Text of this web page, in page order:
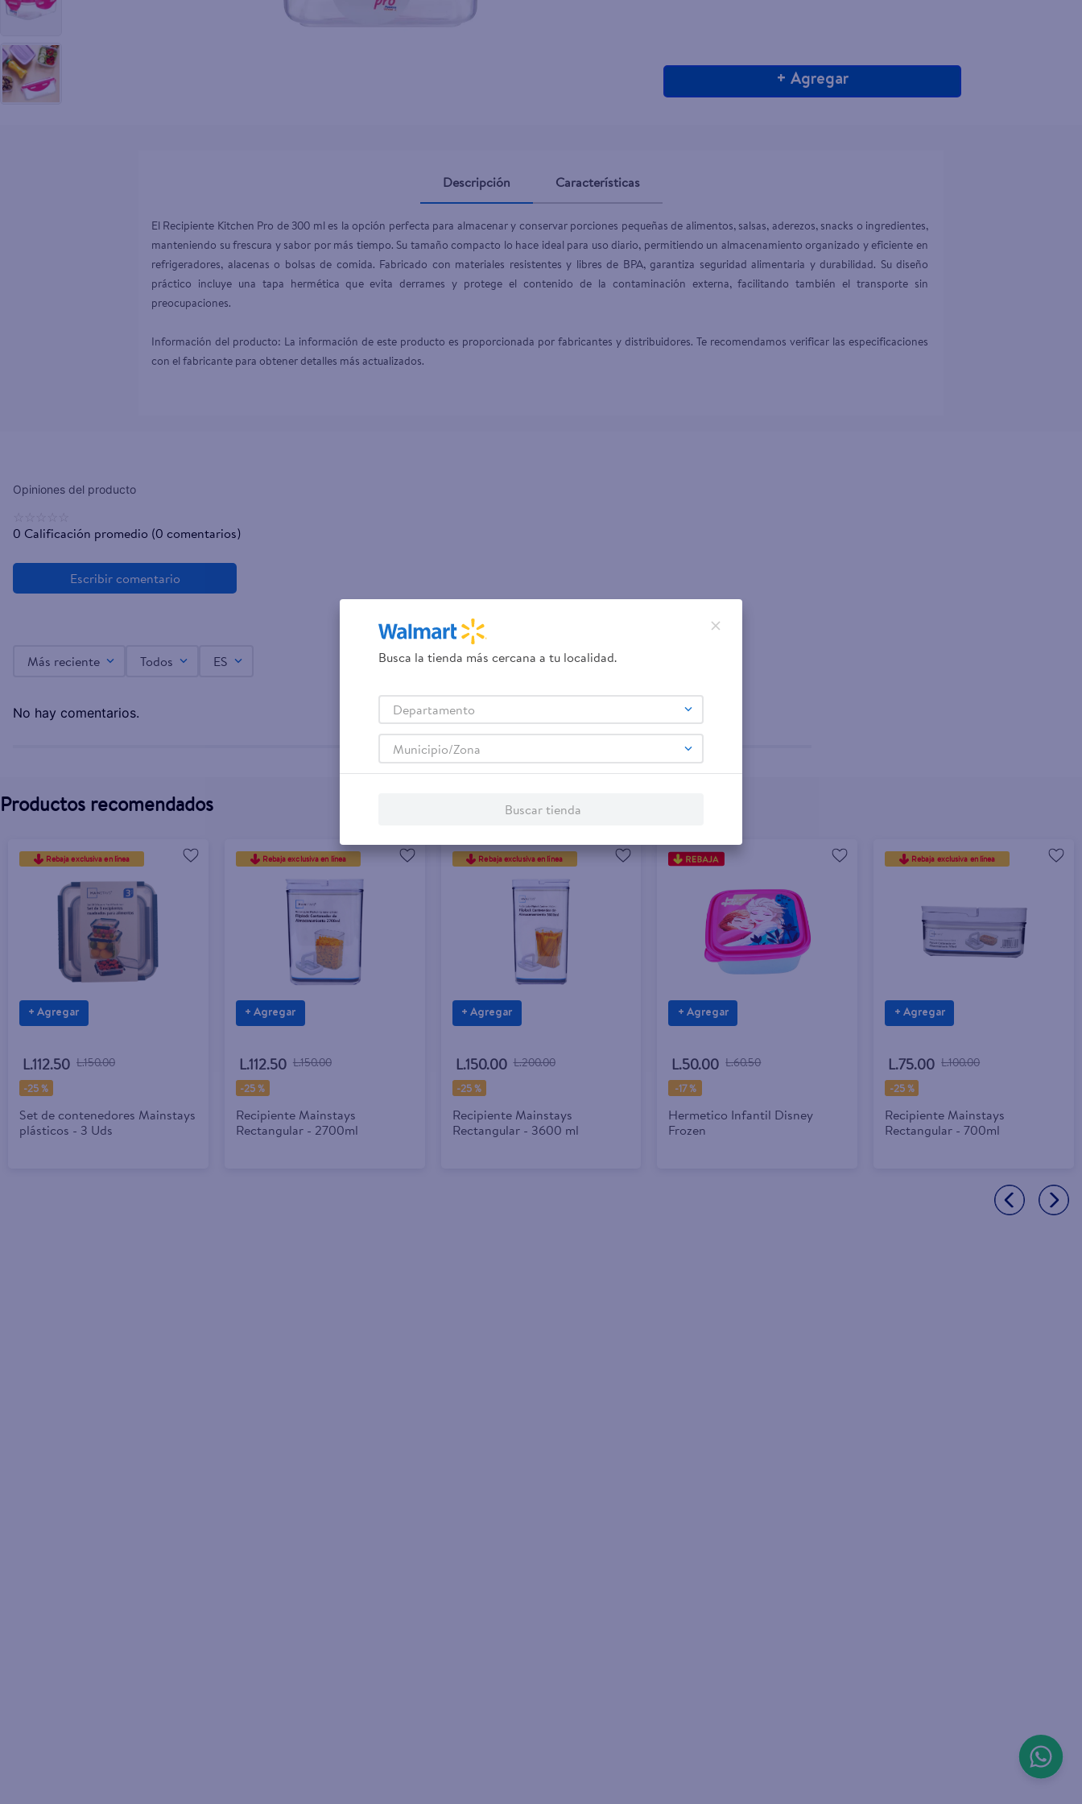
+ Agregar
Descripción Características
El Recipiente Kitchen Pro de 300 ml es la opción perfecta para almacenar y conservar porciones pequeñas de alimentos, salsas, aderezos, snacks o ingredientes,
manteniendo su frescura y sabor por más tiempo. Su tamaño compacto lo hace ideal para uso diario, permitiendo un almacenamiento organizado y eficiente en
refrigeradores, alacenas o bolsas de comida. Fabricado con materiales resistentes y libres de BPA, garantiza seguridad alimentaria y durabilidad. Su diseño
práctico incluye una tapa hermética que evita derrames y protege el contenido de la contaminación externa, facilitando también el transporte sin
preocupaciones.
Información del producto: La información de este producto es proporcionada por fabricantes y distribuidores. Te recomendamos verificar las especificaciones
con el fabricante para obtener detalles más actualizados.
0 Calificación promedio (0 comentarios)
Más reciente Todos ES
No hay comentarios.
Productos recomendados
Rebaja exclusiva en línea
+ Agregar
L.112.50 L.150.00
-25 %
Set de contenedores Mainstays
plásticos - 3 Uds
Rebaja exclusiva en línea
+ Agregar
L.112.50 L.150.00
-25 %
Recipiente Mainstays
Rectangular - 2700ml
Rebaja exclusiva en línea
+ Agregar
L.150.00 L.200.00
-25 %
Recipiente Mainstays
Rectangular - 3600 ml
+ Agregar
L.50.00 L.60.50
-17 %
Hermetico Infantil Disney
Frozen
Rebaja exclusiva en línea
+ Agregar
L.75.00 L.100.00
-25 %
Recipiente Mainstays
Rectangular - 700ml
Busca la tienda más cercana a tu localidad.
Departamento
Municipio/Zona
Buscar tienda
10